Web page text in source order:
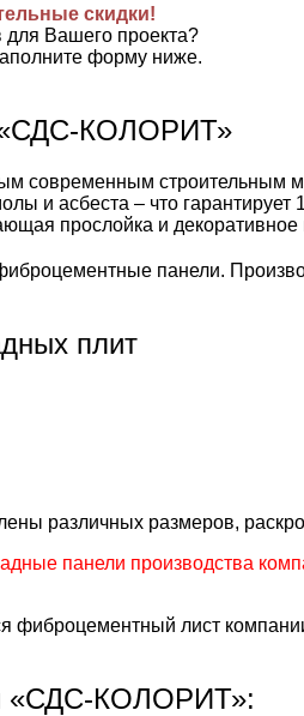
скидки!
Вашего проекта?
форму ниже.
«СДС-КОЛОРИТ»
современным строительным
и асбеста – что
прослойка и декоративное
панели.
плит
различных размеров,
панели производства
лист
«СДС-КОЛОРИТ»: